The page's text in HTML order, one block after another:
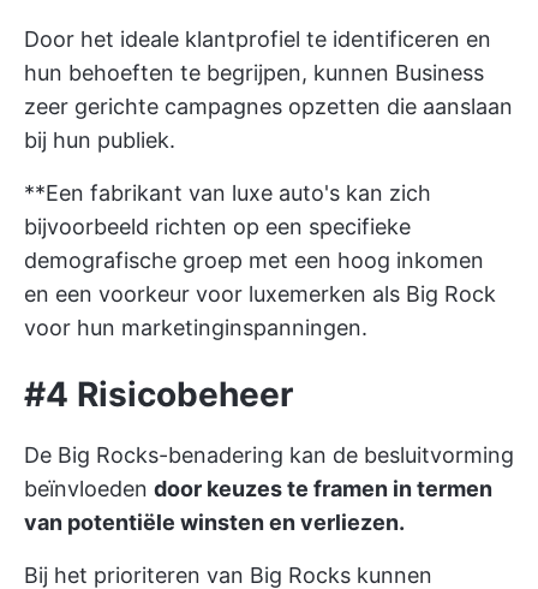
Door het ideale klantprofiel te identificeren en
hun behoeften te begrijpen, kunnen Business
zeer gerichte campagnes opzetten die aanslaan
bij hun publiek.
**Een fabrikant van luxe auto's kan zich
bijvoorbeeld richten op een specifieke
demografische groep met een hoog inkomen
en een voorkeur voor luxemerken als Big Rock
voor hun marketinginspanningen.
#4 Risicobeheer
De Big Rocks-benadering kan de besluitvorming
beïnvloeden door keuzes te framen in termen
van potentiële winsten en verliezen.
Bij het prioriteren van Big Rocks kunnen